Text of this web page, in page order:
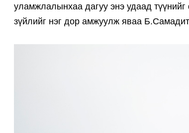
уламжлалынхаа дагуу энэ удаад
зүйлийг нэг дор амжуулж яваа